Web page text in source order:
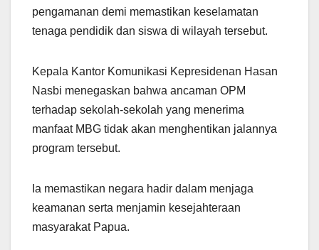
pengamanan demi memastikan keselamatan
tenaga pendidik dan siswa di wilayah tersebut.
Kepala Kantor Komunikasi Kepresidenan Hasan
Nasbi menegaskan bahwa ancaman OPM
terhadap sekolah-sekolah yang menerima
manfaat MBG tidak akan menghentikan jalannya
program tersebut.
Ia memastikan negara hadir dalam menjaga
keamanan serta menjamin kesejahteraan
masyarakat Papua.